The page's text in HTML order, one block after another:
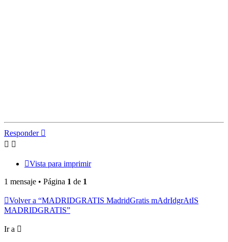
Responder
Vista para imprimir
1 mensaje • Página 1 de 1
Volver a “MADRIDGRATIS MadridGratis mAdrIdgrAtIS
MADRIDGRATIS”
Ir a